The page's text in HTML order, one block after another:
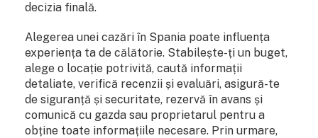
decizia finală.
Alegerea unei cazări în Spania poate influența
experiența ta de călătorie. Stabilește-ți un buget,
alege o locație potrivită, caută informații
detaliate, verifică recenzii și evaluări, asigură-te
de siguranță și securitate, rezervă în avans și
comunică cu gazda sau proprietarul pentru a
obține toate informațiile necesare. Prin urmare,